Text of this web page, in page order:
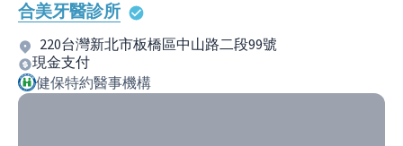
合美牙醫診所
220台灣新北市板橋區中山路二段99號
現金支付
健保特約醫事機構